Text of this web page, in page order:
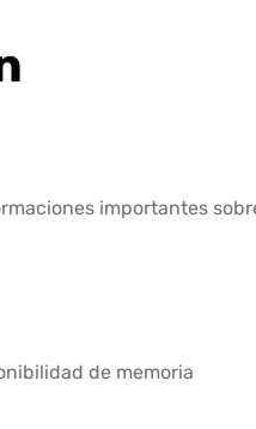
importantes
de memoria